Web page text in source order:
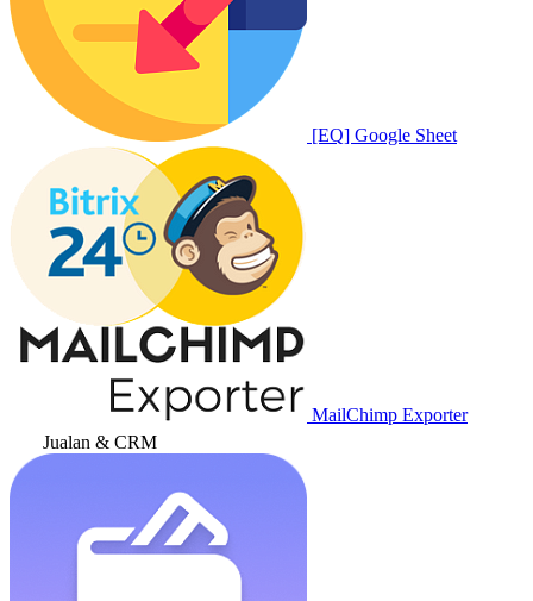
[EQ] Google Sheet
MailChimp Exporter
Jualan & CRM